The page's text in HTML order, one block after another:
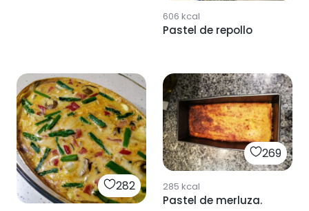
606 kcal
Pastel de repollo
282
269
285 kcal
Pastel de merluza.